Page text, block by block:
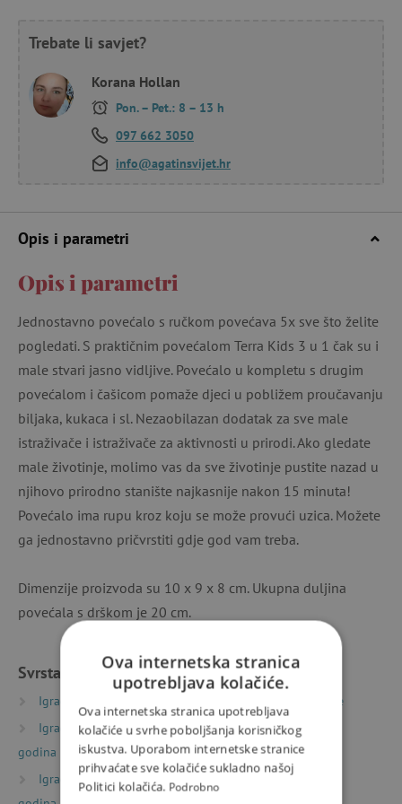
Trebate li savjet?
Korana Hollan
Pon. – Pet.: 8 – 13 h
097 662 3050
info@agatinsvijet.hr
Opis i parametri
Opis i parametri
Jednostavno povećalo s ručkom povećava 5x sve što želite
pogledati. S praktičnim povećalom Terra Kids 3 u 1 čak su i
male stvari jasno vidljive. Povećalo u kompletu s drugim
povećalom i čašicom pomaže djeci u pobližem proučavanju
biljaka, kukaca i sl. Nezaobilazan dodatak za sve male
istraživače i istraživače za aktivnosti u prirodi. Ako gledate
male životinje, molimo vas da sve životinje pustite nazad u
njihovo prirodno stanište najkasnije nakon 15 minuta!
Povećalo ima rupu kroz koju se može provući uzica. Možete
ga jednostavno pričvrstiti gdje god vam treba.
Dimenzije proizvoda su 10 x 9 x 8 cm. Ukupna duljina
povećala s drškom je 20 cm.
Svrstano u kategorije
Igračke prema starosti
Igre i igračke za predškolce
Igračke prema starosti
Igre i igračke za djecu od 6
godina
Igračke prema starosti
Igre i igračke za djecu od 9
Ova internetska stranica
upotrebljava kolačiće.
Ova internetska stranica upotrebljava
kolačiće u svrhe poboljšanja korisničkog
iskustva. Uporabom internetske stranice
prihvaćate sve kolačiće sukladno našoj
Politici kolačića. Podrobno